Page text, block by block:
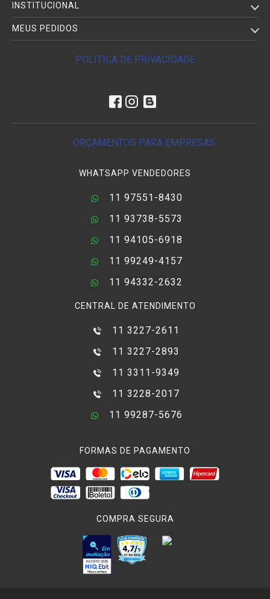
INSTITUCIONAL
MEUS PEDIDOS
POLÍTICA DE PRIVACIDADE
ORÇAMENTOS PARA EMPRESAS
WHATSAPP VENDEDORES
11 97551-8430
11 93738-5573
11 94105-6918
11 99249-4157
11 94332-2632
CENTRAL DE ATENDIMENTO
11 3227-2611
11 3227-2893
11 3311-9349
11 3228-2017
11 99287-5676
FORMAS DE PAGAMENTO
COMPRA SEGURA